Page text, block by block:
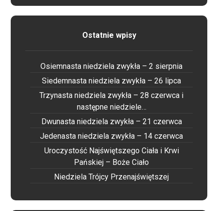
Ostatnie wpisy
Osiemnasta niedziela zwykła – 2 sierpnia
Siedemnasta niedziela zwykła – 26 lipca
Trzynasta niedziela zwykła – 28 czerwca i
następne niedziele…
Dwunasta niedziela zwykła – 21 czerwca
Jedenasta niedziela zwykła – 14 czerwca
Uroczystość Najświętszego Ciała i Krwi
Pańskiej – Boże Ciało
Niedziela Trójcy Przenajświętszej